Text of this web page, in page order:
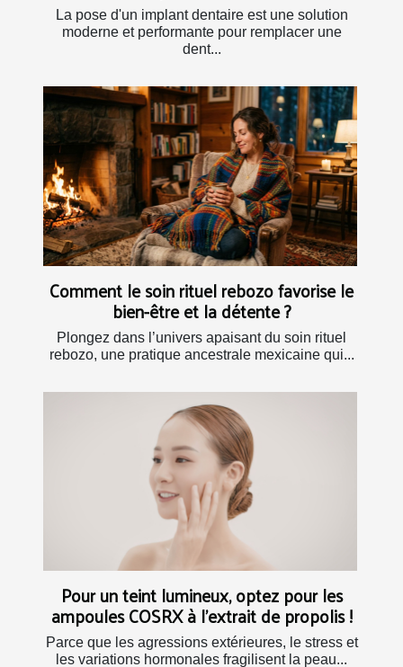
La pose d'un implant dentaire est une solution
moderne et performante pour remplacer une
dent...
Comment le soin rituel rebozo favorise le
bien-être et la détente ?
Plongez dans l’univers apaisant du soin rituel
rebozo, une pratique ancestrale mexicaine qui...
Pour un teint lumineux, optez pour les
ampoules COSRX à l’extrait de propolis !
Parce que les agressions extérieures, le stress et
les variations hormonales fragilisent la peau...